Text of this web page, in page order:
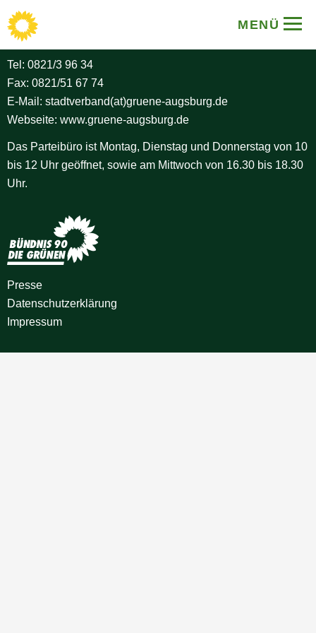
MENÜ
BÜNDNIS 90/DIE GRÜNEN
Stadtverband Augsburg
Tel: 0821/3 96 34
Fax: 0821/51 67 74
E-Mail: stadtverband(at)gruene-augsburg.de
Webseite: www.gruene-augsburg.de
Das Parteibüro ist Montag, Dienstag und Donnerstag von 10
bis 12 Uhr geöffnet, sowie am Mittwoch von 16.30 bis 18.30
Uhr.
Presse
Datenschutz­erklärung
Impressum